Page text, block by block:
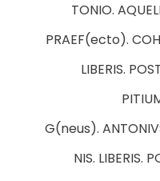
TONIO.
PRAEF(ecto).
LIBERIS.
G(neus).
NIS. LIBERIS.